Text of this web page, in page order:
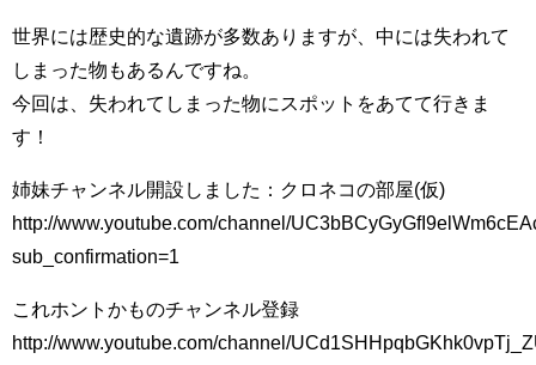
世界には歴史的な遺跡が多数ありますが、中には失われて
しまった物もあるんですね。
今回は、失われてしまった物にスポットをあてて行きま
す！
姉妹チャンネル開設しました：クロネコの部屋(仮)
http://www.youtube.com/channel/
sub_confirmation=1
これホントかものチャンネル登録
http://www.youtube.com/channel/